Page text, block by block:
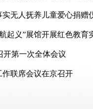
实无人抚养儿童爱心捐赠
起义”展馆开展红色教育
开第一次全体会议
作联席会议在京召开